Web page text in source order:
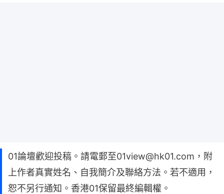
01論壇歡迎投稿。請電郵至01view@hk01.com，附
上作者真實姓名、自我簡介及聯絡方法。若不適用，
恕不另行通知。香港01保留最終編輯權。